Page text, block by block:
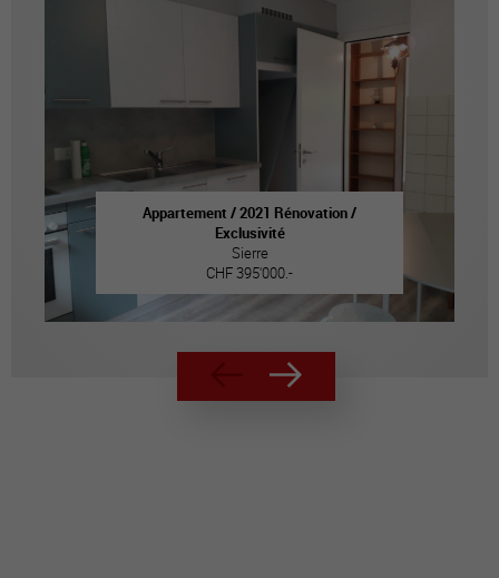
Appartement / 2021 Rénovation /
Exclusivité
Sierre
CHF 395'000.-